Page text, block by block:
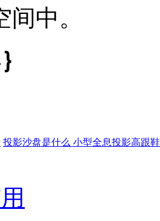
中。
投影沙盘是什么 小型全息投影高跟